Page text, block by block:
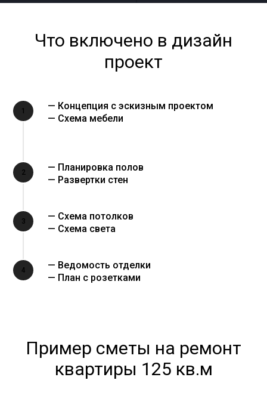
Что включено в дизайн
проект
1
— Концепция с эскизным проектом
— Схема мебели
2
— Планировка полов
— Развертки стен
3
— Схема потолков
— Схема света
4
— Ведомость отделки
— План с розетками
Пример сметы на ремонт
квартиры 125 кв.м